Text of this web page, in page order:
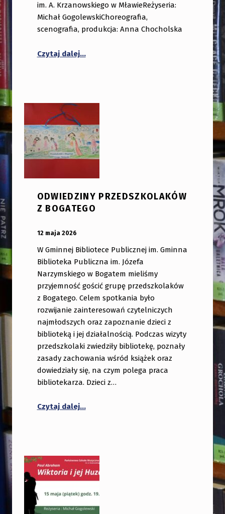
im. A. Krzanowskiego w MławieReżyseria:
Michał GogolewskiChoreografia,
scenografia, produkcja: Anna Chocholska
Czytaj dalej…
ODWIEDZINY PRZEDSZKOLAKÓW
Z BOGATEGO
12 maja 2026
W Gminnej Bibliotece Publicznej im. Gminna
Biblioteka Publiczna im. Józefa
Narzymskiego w Bogatem mieliśmy
przyjemność gościć grupę przedszkolaków
z Bogatego. Celem spotkania było
rozwijanie zainteresowań czytelniczych
najmłodszych oraz zapoznanie dzieci z
biblioteką i jej działalnością. Podczas wizyty
przedszkolaki zwiedziły bibliotekę, poznały
zasady zachowania wśród książek oraz
dowiedziały się, na czym polega praca
bibliotekarza. Dzieci z…
Czytaj dalej
“Odwiedziny przedszkolaków z
…